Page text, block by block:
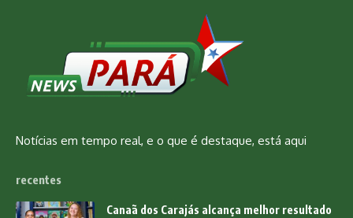
Notícias em tempo real, e o que é destaque, está aqui
recentes
Canaã dos Carajás alcança melhor resultado